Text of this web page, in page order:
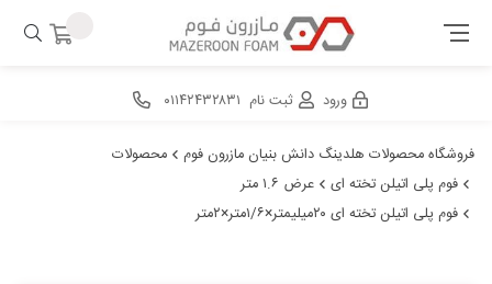
ورود ثبت نام ۰۱۱۴۲۴۳۲۸۳۱
فروشگاه محصولات هلدینگ دانش بنیان مازرون فوم
محصولات
فوم پلی اتیلن تخته ای
عرض ۱.۶ متر
فوم پلی اتیلن تخته ای ۲۰میلیمتر×۱/۶متر×۲متر